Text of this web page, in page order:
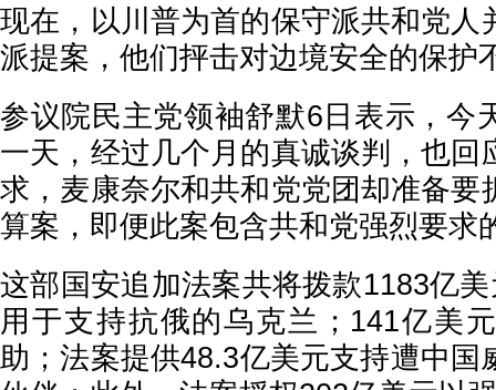
现在，以川普为首的保守派共和党人
派提案，他们抨击对边境安全的保护
参议院民主党领袖舒默6日表示，今
一天，经过几个月的真诚谈判，也回
求，麦康奈尔和共和党党团却准备要
算案，即便此案包含共和党强烈要求
这部国安追加法案共将拨款1183亿
用于支持抗俄的乌克兰；141亿美
助；法案提供48.3亿美元支持遭中国